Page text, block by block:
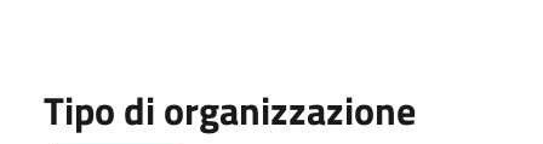
Tipo di organizzazione